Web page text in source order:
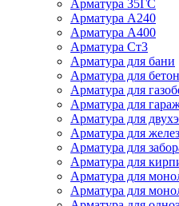
Арматура 35ГС
Арматура А240
Арматура А400
Арматура Ст3
Арматура для бани
Арматура для
Арматура для
Арматура для
Арматура для
Арматура для
Арматура для
Арматура для
Арматура для
Арматура для